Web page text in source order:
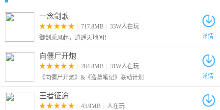
注意事项
注：当使用程序实现Windows开机启动调用时，必须是管理员
administrator帐户或者关闭UAC控制的其它帐户，否则程序无法随
Windows开机运行。
一念剑歌
717.8MB
33W人在玩
御剑乘风起，逍遥天地间！
详情
向僵尸开炮
284.8MB
31W人在玩
《向僵尸开炮》&《盗墓笔记》联动计划
详情
王者征途
43.9MB
人在玩